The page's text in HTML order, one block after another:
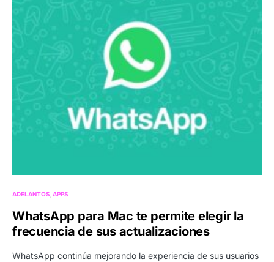
ADELANTOS APPS
WhatsApp para Mac te permite elegir la
frecuencia de sus actualizaciones
WhatsApp continúa mejorando la experiencia de sus usuarios